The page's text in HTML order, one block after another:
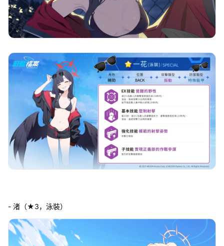
- 渚（★3，泳裝）